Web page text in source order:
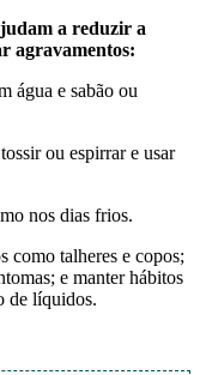
a reduzir a
agravamentos:
água e sabão ou
ou espirrar e usar
nos dias frios.
como talheres e copos;
e manter hábitos
de líquidos.